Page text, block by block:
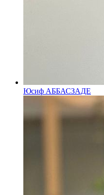
Юсиф АББАСЗАДЕ